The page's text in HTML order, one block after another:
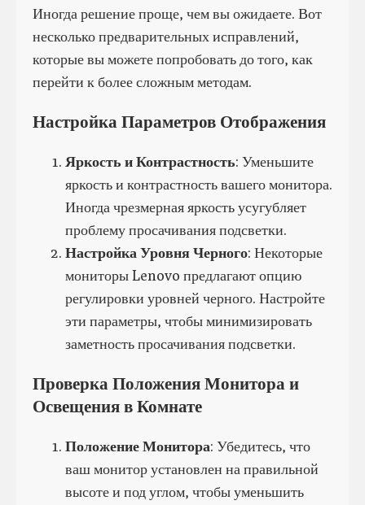
Иногда решение проще, чем вы ожидаете. Вот
несколько предварительных исправлений,
которые вы можете попробовать до того, как
перейти к более сложным методам.
Настройка Параметров Отображения
Яркость и Контрастность: Уменьшите
яркость и контрастность вашего монитора.
Иногда чрезмерная яркость усугубляет
проблему просачивания подсветки.
Настройка Уровня Черного: Некоторые
мониторы Lenovo предлагают опцию
регулировки уровней черного. Настройте
эти параметры, чтобы минимизировать
заметность просачивания подсветки.
Проверка Положения Монитора и
Освещения в Комнате
Положение Монитора: Убедитесь, что
ваш монитор установлен на правильной
высоте и под углом, чтобы уменьшить